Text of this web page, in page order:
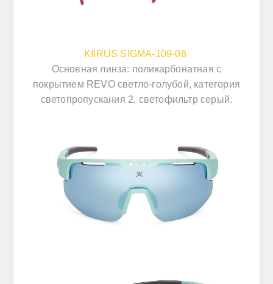
KIIRUS SIGMA-109-06
Основная линза: поликарбонатная с
покрытием REVO светло-голубой, категория
светопропускания 2, светофильтр серый.